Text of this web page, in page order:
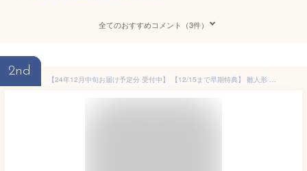
全てのおすすめコメント（3件）
2nd
【24年12月中旬お届け予定分 受付中】 【12/15まで早期特典】 雛人形 木製 おしゃれ 壁掛け コンパクト インテリア ひな飾り 初節句 節句 ひな人形 モダン 天然木 国産 可愛い 収納飾り 木 玄関 桃の節句 組み木 今どき 【クムキ 色 〜いろ〜 半月雛飾り】